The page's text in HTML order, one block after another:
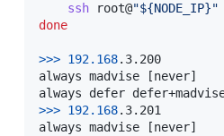
ssh root@"${NODE_IP}"
done
>>> 192.168.3.200
always madvise
[never]
always defer
>>> 192.168.3.201
always madvise
[never]